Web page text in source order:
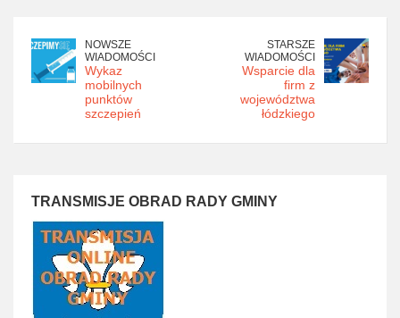
NOWSZE
WIADOMOŚCI
Wykaz
mobilnych
punktów
szczepień
STARSZE
WIADOMOŚCI
Wsparcie dla
firm z
województwa
łódzkiego
TRANSMISJE OBRAD RADY GMINY